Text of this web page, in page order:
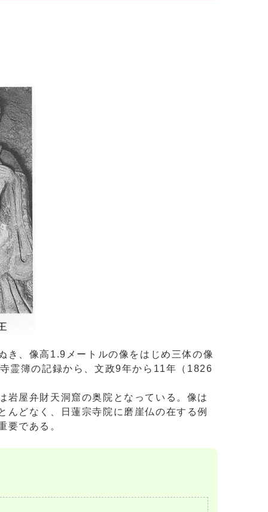
き、像高1.9メートルの像をはじめ三体の像
霊簿の記録から、文政9年から11年（1826
岩屋弁財天洞窟の奥院となっている。像は
どなく、日蓮宗寺院に磨崖仏の在する例
要である。